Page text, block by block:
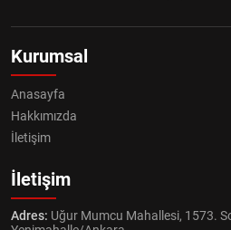
Kurumsal
Anasayfa
Hakkımızda
İletişim
İletişim
Adres: Uğur Mumcu Mahallesi, 1573.